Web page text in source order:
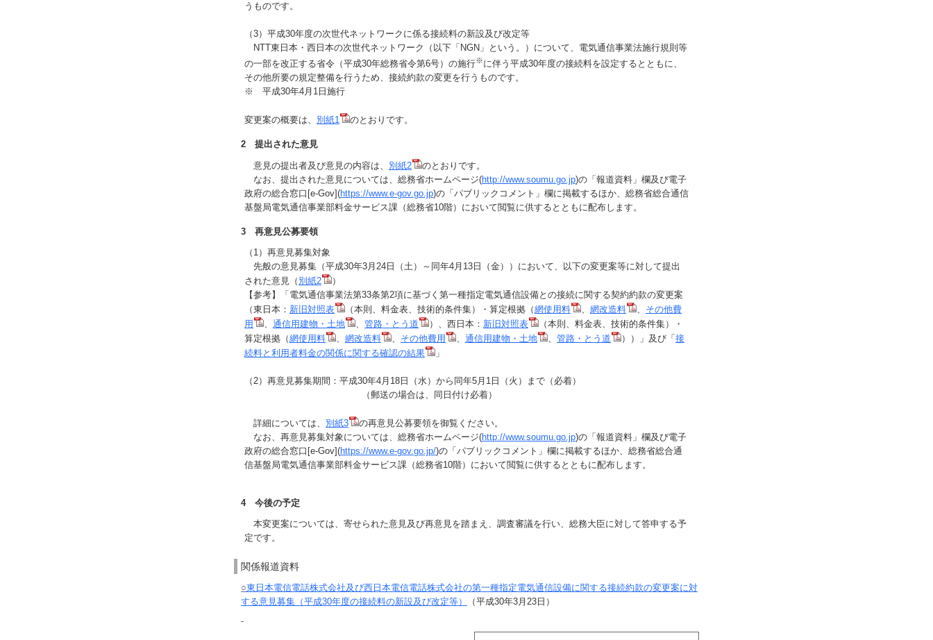
うものです。
（3）平成30年度の次世代ネットワークに係る接続料の新設及び改定等
NTT東日本・西日本の次世代ネットワーク（以下「NGN」という。）について、電気通信事業法施行規則等
の一部を改正する省令（平成30年総務省令第6号）の施行※に伴う平成30年度の接続料を設定するとともに、
その他所要の規定整備を行うため、接続約款の変更を行うものです。
※ 平成30年4月1日施行
変更案の概要は、 別紙1 のとおりです。
2 提出された意見
意見の提出者及び意見の内容は、 別紙2
のとおりです。
なお、提出された意見については、総務省ホームページ(http://www.soumu.go.jp)の「報道資料」欄及び電子
政府の総合窓口[e-Gov](https://www.e-gov.go.jp)の「パブリックコメント」欄に掲載するほか、総務省総合通信
基盤局電気通信事業部料金サービス課（総務省10階）において閲覧に供するとともに配布します。
3 再意見公募要領
（1）再意見募集対象
先般の意見募集（平成30年3月24日（土）～同年4月13日（金））において、以下の変更案等に対して提出
された意見（ 別紙2
）
【参考】「電気通信事業法第33条第2項に基づく第一種指定電気通信設備との接続に関する契約約款の変更案
（東日本： 新旧対照表 （本則、料金表、技術的条件集）・算定根拠（網使用料 、 網改造料 、 その他費
用
、 通信用建物・土地 、 管路・とう道 ）、西日本： 新旧対照表
（本則、料金表、技術的条件集）・
算定根拠（網使用料 、 網改造料 、 その他費用 、 通信用建物・土地 、 管路・とう道 ））」及び「 接
続料と利用者料金の関係に関する確認の結果
」
（2）再意見募集期間：平成30年4月18日（水）から同年5月1日（火）まで（必着）
（郵送の場合は、同日付け必着）
詳細については、 別紙3
の再意見公募要領を御覧ください。
なお、再意見募集対象については、総務省ホームページ(http://www.soumu.go.jp)の「報道資料」欄及び電子
政府の総合窓口[e-Gov](https://www.e-gov.go.jp/)の「パブリックコメント」欄に掲載するほか、総務省総合通
信基盤局電気通信事業部料金サービス課（総務省10階）において閲覧に供するとともに配布します。
4 今後の予定
本変更案については、寄せられた意見及び再意見を踏まえ、調査審議を行い、総務大臣に対して答申する予
定です。
関係報道資料
○東日本電信電話株式会社及び西日本電信電話株式会社の第一種指定電気通信設備に関する接続約款の変更案に対
する意見募集（平成30年度の接続料の新設及び改定等）
（平成30年3月23日）